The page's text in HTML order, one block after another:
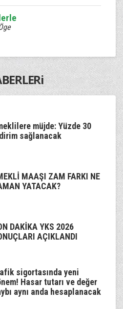
müjde: Yüzde 30
sağlanacak
MAAŞI ZAM FARKI NE
YATACAK?
DAKİKA YKS 2026
AÇIKLANDI
sigortasında yeni
Hasar tutarı ve değer
aynı anda hesaplanacak